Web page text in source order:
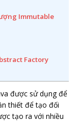
Immutable
Factory
được sử dụng để
thiết để tạo đối
tạo ra với nhiều